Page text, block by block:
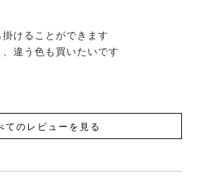
けることができます
違う色も買いたいです
てのレビューを見る